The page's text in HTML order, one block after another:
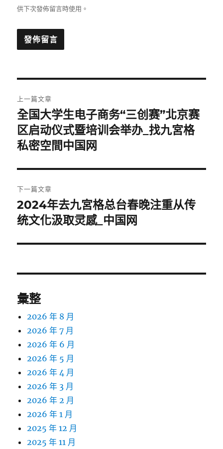
供下次發佈留言時使用。
章
導
覽
上一篇文章
上
一
篇
章:
全国大学生电子商务“三创赛”北京赛
区启动仪式暨培训会举办_找九宮格
私密空間中国网
下一篇文章
下
一
文
2024年去九宮格总台春晚注重从传
统文化汲取灵感_中国网
彙整
2026 年 8 月
2026 年 7 月
2026 年 6 月
2026 年 5 月
2026 年 4 月
2026 年 3 月
2026 年 2 月
2026 年 1 月
2025 年 12 月
2025 年 11 月